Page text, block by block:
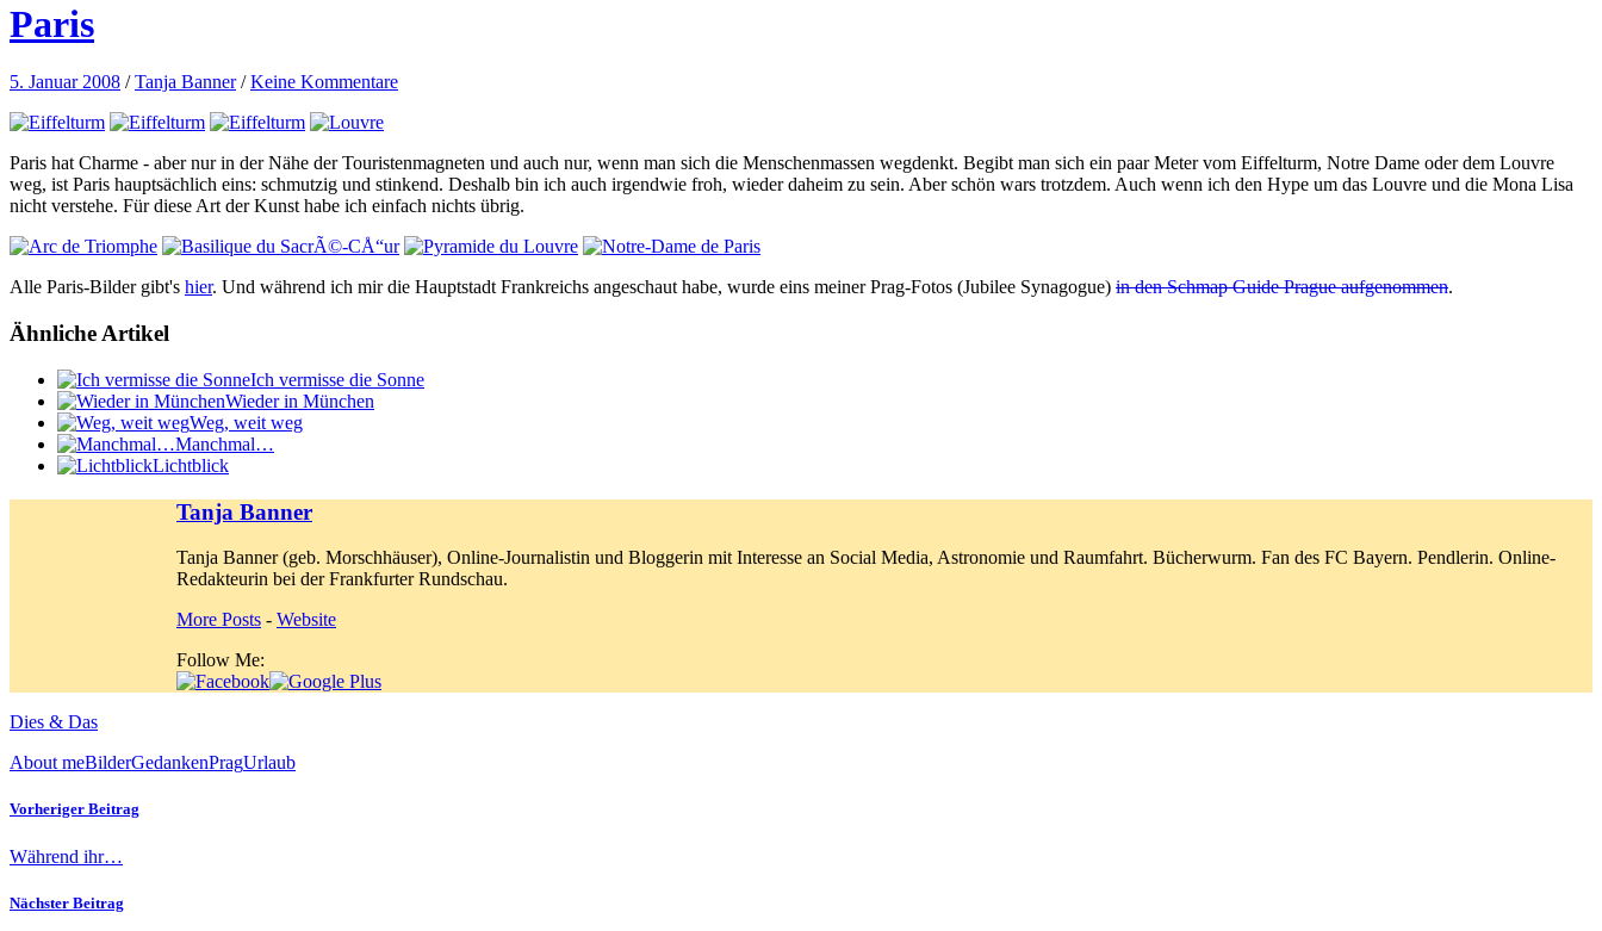
Paris
5. Januar 2008 /Tanja Banner /Keine Kommentare
Paris hat Charme - aber nur in der Nähe der Touristenmagneten und auch nur, wenn man sich die Menschenmassen wegdenkt. Begibt man sich ein paar Meter vom Eiffelturm, Notre Dame oder dem Louvre
weg, ist Paris hauptsächlich eins: schmutzig und stinkend. Deshalb bin ich auch irgendwie froh, wieder daheim zu sein. Aber schön wars trotzdem. Auch wenn ich den Hype um das Louvre und die Mona Lisa
nicht verstehe. Für diese Art der Kunst habe ich einfach nichts übrig.
Alle Paris-Bilder gibt's hier. Und während ich mir die Hauptstadt Frankreichs angeschaut habe, wurde eins meiner Prag-Fotos (Jubilee Synagogue) in den Schmap Guide Prague aufgenommen.
Ähnliche Artikel
Ich vermisse die Sonne
Wieder in München
Weg, weit weg
Manchmal…
Lichtblick
Tanja Banner
Tanja Banner (geb. Morschhäuser), Online-Journalistin und Bloggerin mit Interesse an Social Media, Astronomie und Raumfahrt. Bücherwurm. Fan des FC Bayern. Pendlerin. Online-
Redakteurin bei der Frankfurter Rundschau.
More Posts - Website
Follow Me:
Dies & Das
About meBilderGedankenPragUrlaub
Vorheriger Beitrag
Während ihr…
Nächster Beitrag